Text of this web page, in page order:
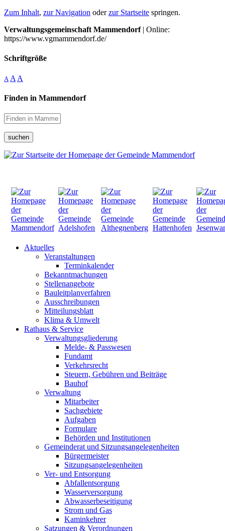
Zum Inhalt, zur Navigation oderzur Startseite springen.
Verwaltungsgemeinschaft Mammendorf| Online:
https://www.vgmammendorf.de/
Schriftgröße
A A A
Finden in Mammendorf
suchen
Aktuelles
Veranstaltungen
Terminkalender
Bekanntmachungen
Stellenangebote
Bauleitplanverfahren
Ausschreibungen
Mitteilungsblatt
Klima & Umwelt
Rathaus & Service
Verwaltungsgliederung
Melde- & Passwesen
Fundamt
Verkehrsrecht
Steuern, Gebühren und Beiträge
Bauhof
Verwaltung
Mitarbeiter
Sachgebiete
Aufgaben
Formulare
Behörden und Institutionen
Gemeinderat und Sitzungsangelegenheiten
Bürgermeister
Sitzungsangelegenheiten
Ver- und Entsorgung
Abfallentsorgung
Wasserversorgung
Abwasserbeseitigung
Strom und Gas
Kaminkehrer
Satzungen & Verordnungen